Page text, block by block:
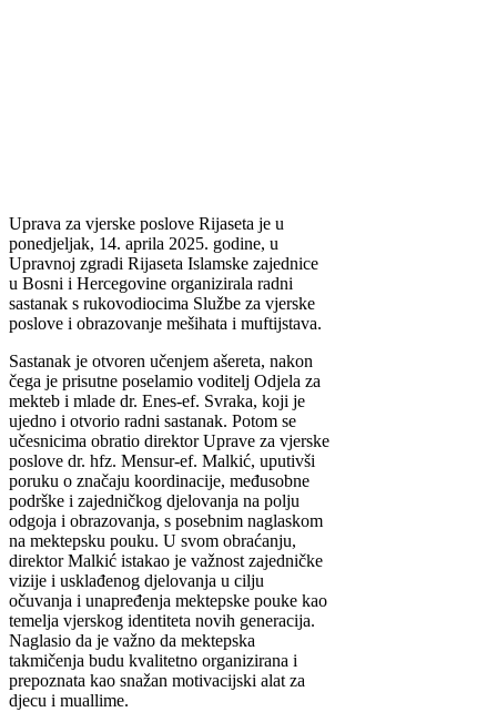
Uprava za vjerske poslove Rijaseta je u
ponedjeljak, 14. aprila 2025. godine, u
Upravnoj zgradi Rijaseta Islamske zajednice
u Bosni i Hercegovine organizirala radni
sastanak s rukovodiocima Službe za vjerske
poslove i obrazovanje mešihata i muftijstava.
Sastanak je otvoren učenjem ašereta, nakon
čega je prisutne poselamio voditelj Odjela za
mekteb i mlade dr. Enes-ef. Svraka, koji je
ujedno i otvorio radni sastanak. Potom se
učesnicima obratio direktor Uprave za vjerske
poslove dr. hfz. Mensur-ef. Malkić, uputivši
poruku o značaju koordinacije, međusobne
podrške i zajedničkog djelovanja na polju
odgoja i obrazovanja, s posebnim naglaskom
na mektepsku pouku. U svom obraćanju,
direktor Malkić istakao je važnost zajedničke
vizije i usklađenog djelovanja u cilju
očuvanja i unapređenja mektepske pouke kao
temelja vjerskog identiteta novih generacija.
Naglasio da je važno da mektepska
takmičenja budu kvalitetno organizirana i
prepoznata kao snažan motivacijski alat za
djecu i muallime.